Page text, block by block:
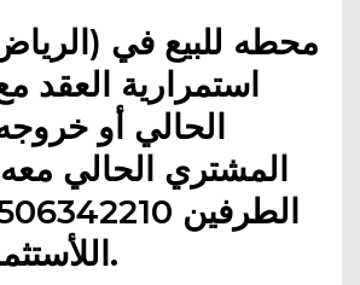
محطه للبيع في
استمرارية العقد
الحالي أو
المشتري الحالي
اللأستثمار العقاري.